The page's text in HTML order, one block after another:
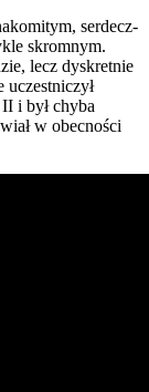
ser­decz­
skrom­nym.
lecz dys­kret­nie
uczest­ni­czył
i był chy­ba
w obec­no­ści